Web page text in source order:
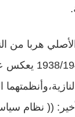
هربا من
ما كتبه بين
(( نظام